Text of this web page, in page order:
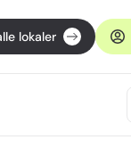
lokaler